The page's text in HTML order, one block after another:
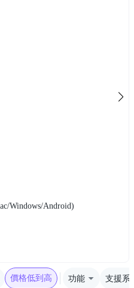
Windows/Android)
價格低到高 功能 支援系